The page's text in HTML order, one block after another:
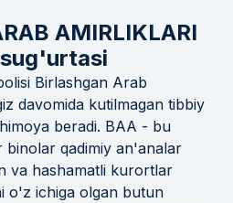
AMIRLIKLARI
Birlashgan Arab
davomida kutilmagan tibbiy
beradi. BAA - bu
qadimiy an'analar
va hashamatli kurortlar
o'z ichiga olgan butun